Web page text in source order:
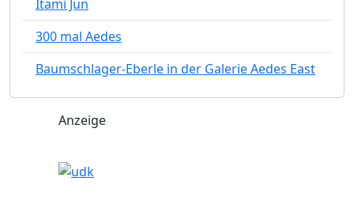
Itami Jun
300 mal Aedes
Baumschlager-Eberle in der Galerie Aedes East
Anzeige